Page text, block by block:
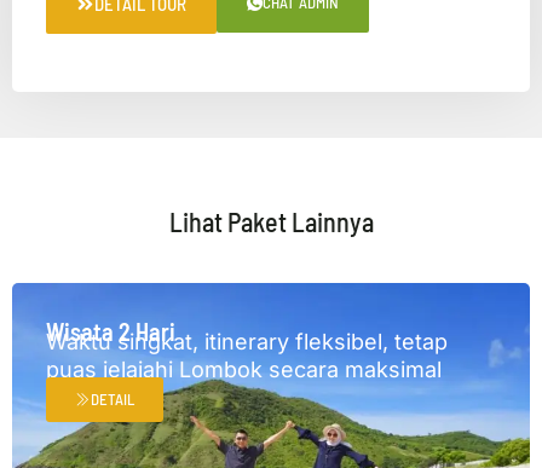
Lihat Paket Lainnya
Wisata 2 Hari
Waktu singkat, itinerary fleksibel, tetap
puas jelajahi Lombok secara maksimal
DETAIL